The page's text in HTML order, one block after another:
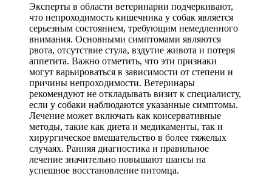
Эксперты в области ветеринарии подчеркивают,
что непроходимость кишечника у собак является
серьезным состоянием, требующим немедленного
внимания. Основными симптомами являются
рвота, отсутствие стула, вздутие живота и потеря
аппетита. Важно отметить, что эти признаки
могут варьироваться в зависимости от степени и
причины непроходимости. Ветеринары
рекомендуют не откладывать визит к специалисту,
если у собаки наблюдаются указанные симптомы.
Лечение может включать как консервативные
методы, такие как диета и медикаменты, так и
хирургическое вмешательство в более тяжелых
случаях. Ранняя диагностика и правильное
лечение значительно повышают шансы на
успешное восстановление питомца.